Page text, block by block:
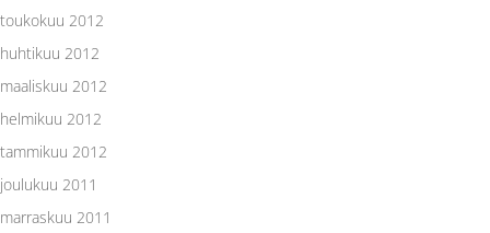
toukokuu 2012
huhtikuu 2012
maaliskuu 2012
helmikuu 2012
tammikuu 2012
joulukuu 2011
marraskuu 2011